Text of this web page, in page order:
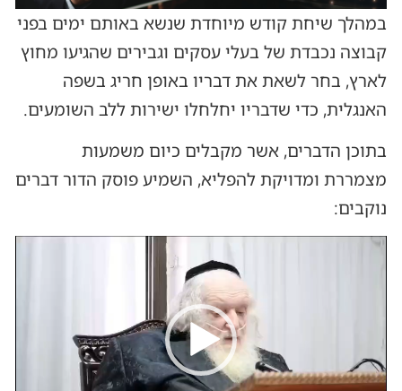
במהלך שיחת קודש מיוחדת שנשא באותם ימים בפני
קבוצה נכבדת של בעלי עסקים וגבירים שהגיעו מחוץ
לארץ, בחר לשאת את דבריו באופן חריג בשפה
האנגלית, כדי שדבריו יחלחלו ישירות ללב השומעים.
בתוכן הדברים, אשר מקבלים כיום משמעות
מצמררת ומדויקת להפליא, השמיע פוסק הדור דברים
נוקבים:
נגן